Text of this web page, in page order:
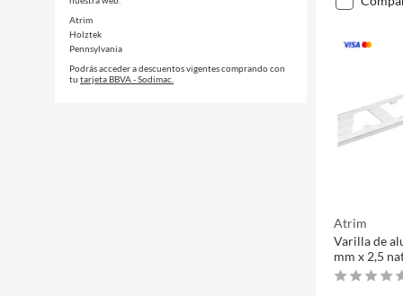
Atrim
Holztek
Pennsylvania
Podrás acceder a descuentos vigentes comprando con
tu tarjeta BBVA - Sodimac.
Atrim
Varilla de
mm x 2,5